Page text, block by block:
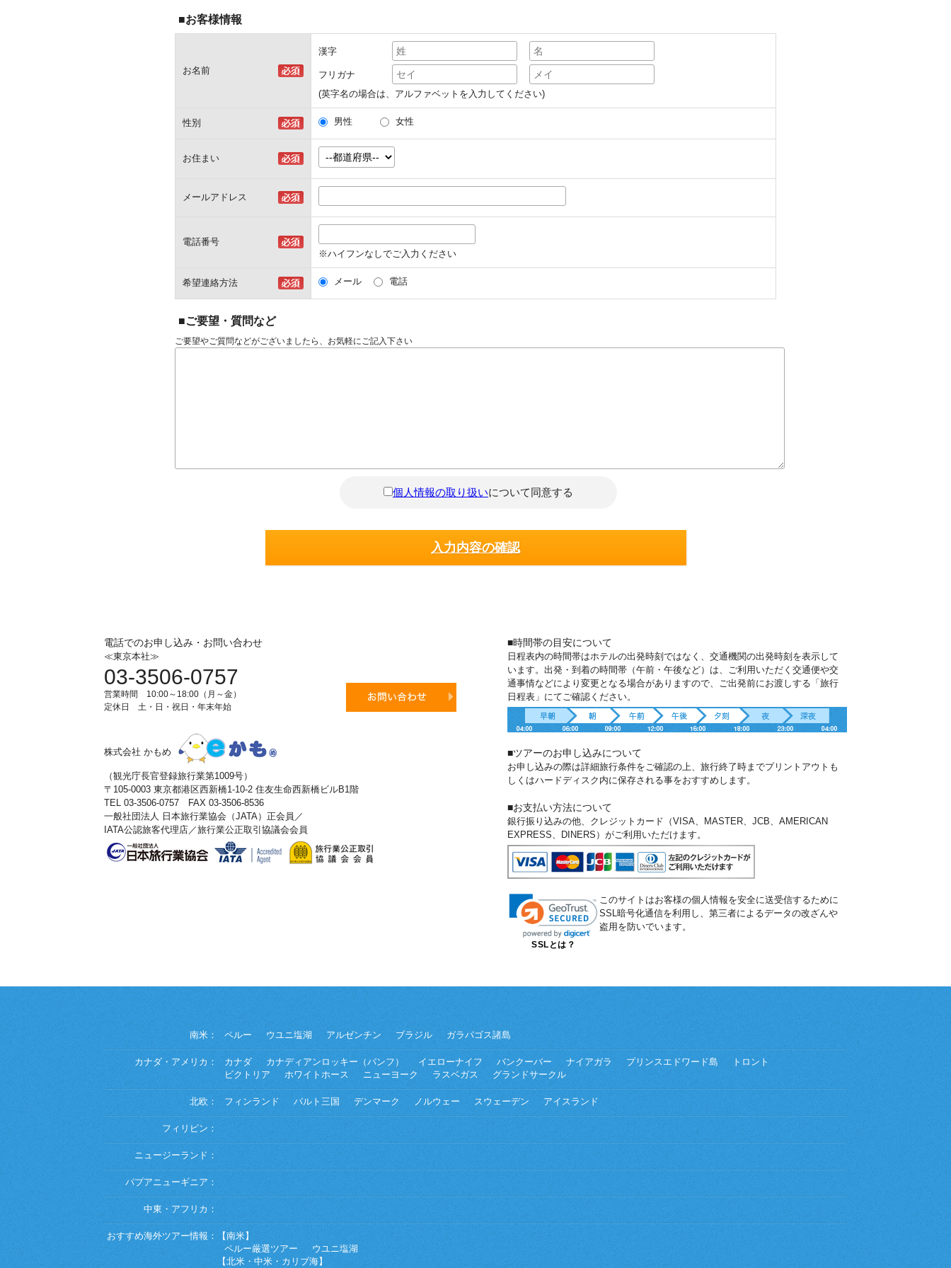
■お客様情報
お名前
漢字
フリガナ
(英字名の場合は、アルファベットを入力してください)
性別 男性 女性
お住まい
メールアドレス
電話番号
※ハイフンなしでご入力ください
希望連絡方法 メール 電話
■ご要望・質問など
ご要望やご質問などがございましたら、お気軽にご記入下さい
個人情報の取り扱いについて同意する
電話でのお申し込み・お問い合わせ
≪東京本社≫
03-3506-0757
営業時間 10:00～18:00（月～金）
定休日 土・日・祝日・年末年始
株式会社 かもめ
（観光庁長官登録旅行業第1009号）
〒105-0003 東京都港区西新橋1-10-2 住友生命西新橋ビルB1階
TEL 03-3506-0757 FAX 03-3506-8536
一般社団法人 日本旅行業協会（JATA）正会員／
IATA公認旅客代理店／旅行業公正取引協議会会員
■時間帯の目安について
日程表内の時間帯はホテルの出発時刻ではなく、交通機関の出発時刻を表示して
います。出発・到着の時間帯（午前・午後など）は、ご利用いただく交通便や交
通事情などにより変更となる場合がありますので、ご出発前にお渡しする「旅行
日程表」にてご確認ください。
■ツアーのお申し込みについて
お申し込みの際は詳細旅行条件をご確認の上、旅行終了時までプリントアウトも
しくはハードディスク内に保存される事をおすすめします。
■お支払い方法について
銀行振り込みの他、クレジットカード（VISA、MASTER、JCB、AMERICAN
EXPRESS、DINERS）がご利用いただけます。
SSLとは？
このサイトはお客様の個人情報を安全に送受信するために
SSL暗号化通信を利用し、第三者によるデータの改ざんや
盗用を防いでいます。
南米： ペルー ウユニ塩湖 アルゼンチン ブラジル ガラパゴス諸島
カナダ・アメリカ： カナダ カナディアンロッキー（バンフ） イエローナイフ バンクーバー ナイアガラ プリンスエドワード島
トロント
ビクトリア
ホワイトホース ニューヨーク ラスベガス グランドサークル
北欧： フィンランド バルト三国 デンマーク ノルウェー スウェーデン アイスランド
フィリピン：
ニュージーランド：
パプアニューギニア：
中東・アフリカ：
おすすめ海外ツアー情報：
【南米】
ペルー厳選ツアー
ウユニ塩湖
【北米・中米・カリブ海】